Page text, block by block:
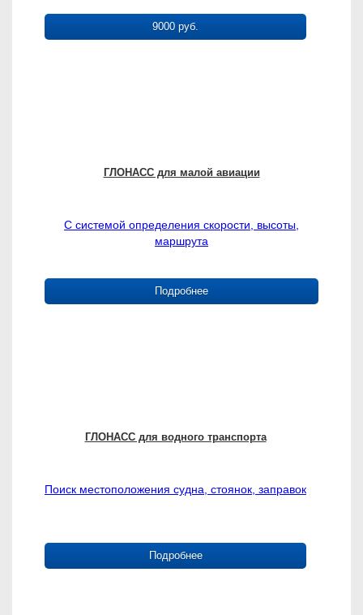
9000 руб.
ГЛОНАСС для малой авиации
С системой определения скорости, высоты,
маршрута
Подробнее
ГЛОНАСС для водного транспорта
Поиск местоположения судна, стоянок, заправок
Подробнее